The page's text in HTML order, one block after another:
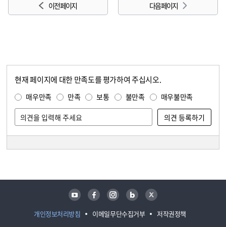
이전 페이지 다음 페이지
현재 페이지에 대한 만족도를 평가하여 주십시오.
매우만족 만족 보통 불만족 매우불만족
개인정보처리방침 이메일무단수집거부 저작권정책
유튜브 페이스북 인스타그램 블로그 트위터